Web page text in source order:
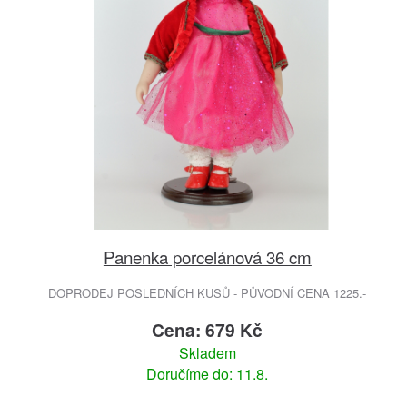
Panenka porcelánová 36 cm
DOPRODEJ POSLEDNÍCH KUSŮ - PŮVODNÍ CENA 1225.-
Cena: 679 Kč
Skladem
Doručíme do: 11.8.